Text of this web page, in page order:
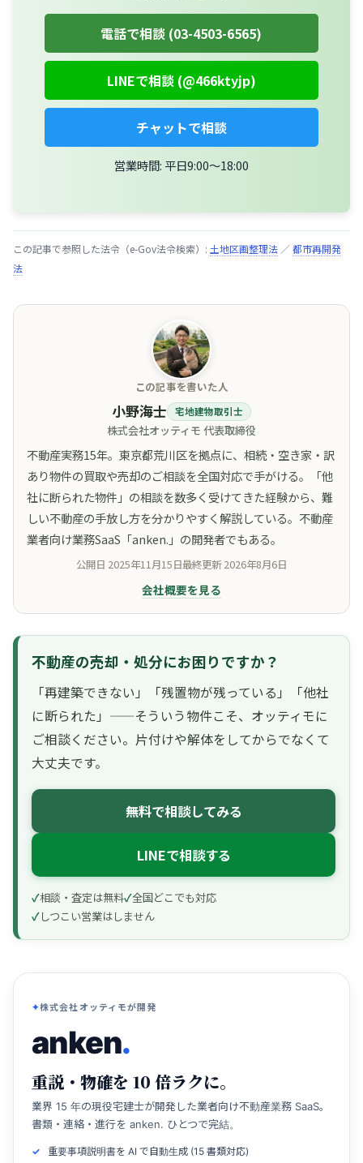
電話で相談 (03-4503-6565)
LINEで相談 (@466ktyjp)
チャットで相談
営業時間: 平日9:00〜18:00
この記事で参照した法令（e-Gov法令検索）: 土地区画整理法 ／都市再開発
法
この記事を書いた人
小野海士 宅地建物取引士
株式会社オッティモ 代表取締役
不動産実務15年。東京都荒川区を拠点に、相続・空き家・訳
あり物件の買取や売却のご相談を全国対応で手がける。「他
社に断られた物件」の相談を数多く受けてきた経験から、難
しい不動産の手放し方を分かりやすく解説している。不動産
業者向け業務SaaS「anken.」の開発者でもある。
公開日 2025年11月15日最終更新2026年8月6日
会社概要を見る
不動産の売却・処分にお困りですか？
「再建築できない」「残置物が残っている」「他社
に断られた」——そういう物件こそ、オッティモに
ご相談ください。片付けや解体をしてからでなくて
大丈夫です。
無料で相談してみる
LINEで相談する
相談・査定は無料 全国どこでも対応
しつこい営業はしません
株式会社オッティモが開発
anken.
重説・物確を 10 倍ラクに。
業界 15 年の現役宅建士が開発した業者向け不動産業務 SaaS。
書類・連絡・進行を anken. ひとつで完結。
重要事項説明書を AI で自動生成 (15 書類対応)